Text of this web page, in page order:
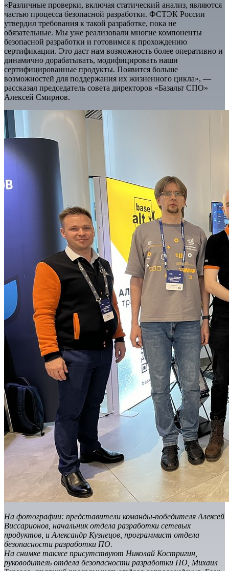
«Различные проверки, включая статический анализ, являются
частью процесса безопасной разработки. ФСТЭК России
утвердил требования к такой разработке, пока не
обязательные. Мы уже реализовали многие компоненты
безопасной разработки и готовимся к прохождению
сертификации. Это даст нам возможность более оперативно и
динамично дорабатывать, модифицировать наши
сертифицированные продукты. Появится больше
возможностей для поддержания их жизненного цикла», —
рассказал председатель совета директоров «Базальт СПО»
Алексей Смирнов.
На фотографии: представители команды-победителя Алексей
Виссарионов, начальник отдела разработки сетевых
продуктов, и Александр Кузнецов, программист отдела
безопасности разработки ПО.
На снимке также присутствуют Николай Костригин,
руководитель отдела безопасности разработки ПО, Михаил